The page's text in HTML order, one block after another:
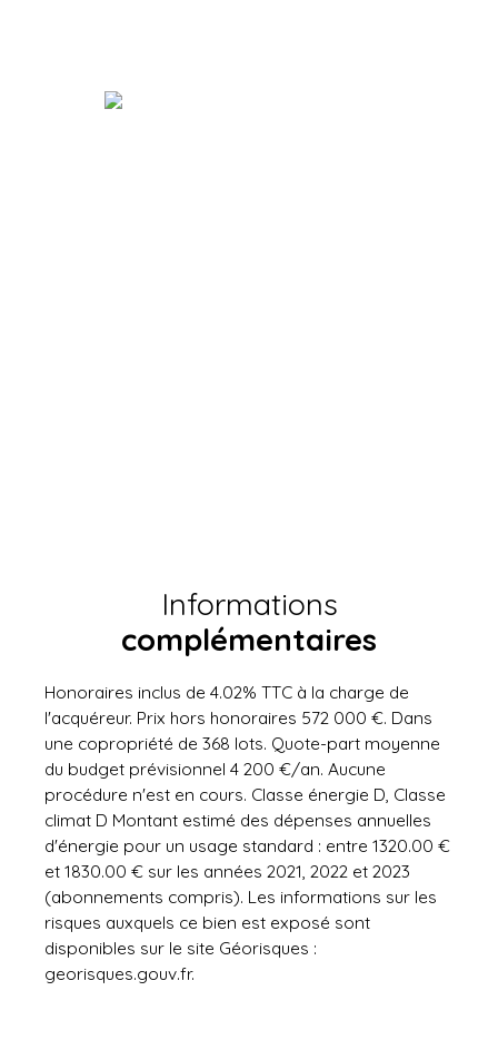
Informations
complémentaires
Honoraires inclus de 4.02% TTC à la charge de
l'acquéreur. Prix hors honoraires 572 000 €. Dans
une copropriété de 368 lots. Quote-part moyenne
du budget prévisionnel 4 200 €/an. Aucune
procédure n'est en cours. Classe énergie D, Classe
climat D Montant estimé des dépenses annuelles
d'énergie pour un usage standard : entre 1320.00 €
et 1830.00 € sur les années 2021, 2022 et 2023
(abonnements compris). Les informations sur les
risques auxquels ce bien est exposé sont
disponibles sur le site Géorisques :
georisques.gouv.fr.